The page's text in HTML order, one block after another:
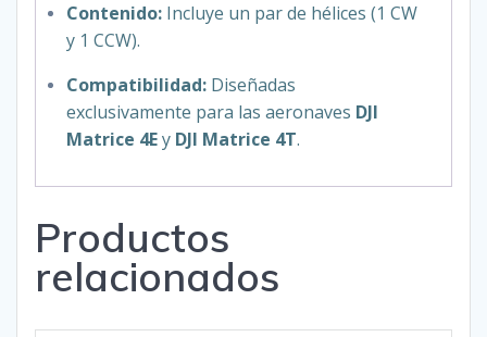
Contenido: Incluye un par de hélices (1 CW
y 1 CCW).
Compatibilidad: Diseñadas
exclusivamente para las aeronaves DJI
Matrice 4Ey DJI Matrice 4T.
Productos
relacionados